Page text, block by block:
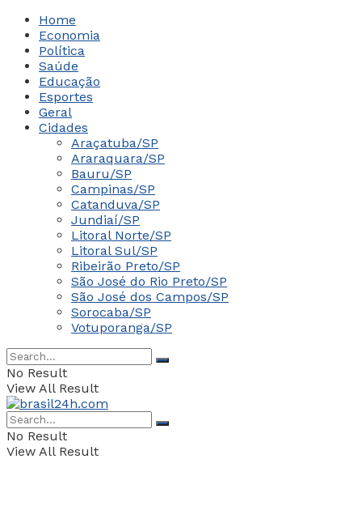
Home
Economia
Política
Saúde
Educação
Esportes
Geral
Cidades
Araçatuba/SP
Araraquara/SP
Bauru/SP
Campinas/SP
Catanduva/SP
Jundiaí/SP
Litoral Norte/SP
Litoral Sul/SP
Ribeirão Preto/SP
São José do Rio Preto/SP
São José dos Campos/SP
Sorocaba/SP
Votuporanga/SP
No Result
View All Result
No Result
View All Result